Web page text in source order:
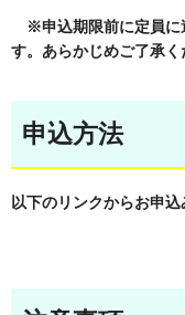
※申込期限前に定員に
す。あらかじめご了承く
申込方法
以下のリンクからお申込